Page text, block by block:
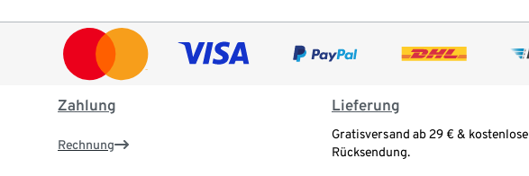
Zahlung
Rechnung
Lieferung
Gratisversand ab 29 € & kostenlose
Rücksendung.